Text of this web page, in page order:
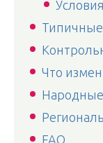
Что
FAQ